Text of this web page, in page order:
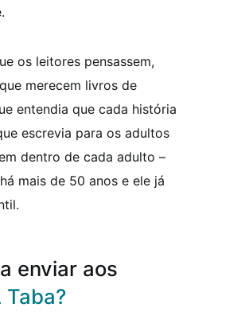
os leitores pensassem,
merecem livros de
entendia que cada história
escrevia para os adultos
dentro de cada adulto –
mais de 50 anos e ele já
enviar aos